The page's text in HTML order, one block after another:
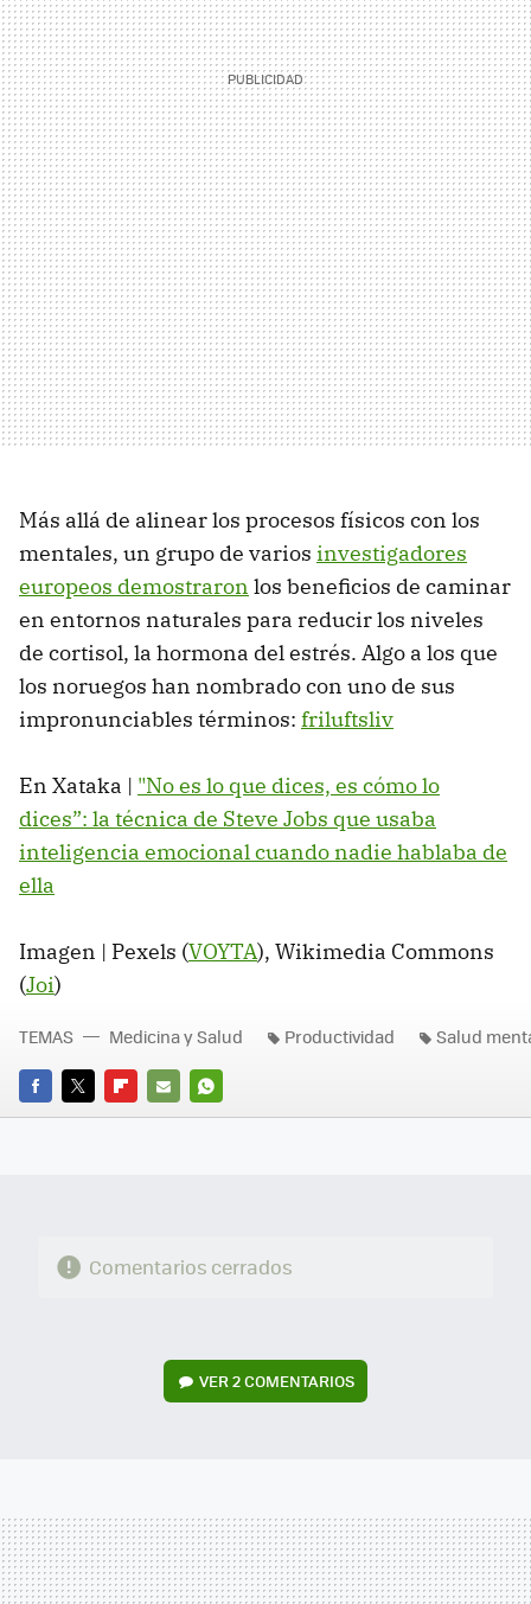
Más allá de alinear los procesos físicos con los
mentales, un grupo de varios investigadores
europeos demostraron los beneficios de caminar
en entornos naturales para reducir los niveles
de cortisol, la hormona del estrés. Algo a los que
los noruegos han nombrado con uno de sus
impronunciables términos: friluftsliv
En Xataka | "No es lo que dices, es cómo lo
dices”: la técnica de Steve Jobs que usaba
inteligencia emocional cuando nadie hablaba de
ella
Imagen | Pexels (VOYTA), Wikimedia Commons
(Joi)
FACEBOOK
TWITTERFLIPBOARD
E-
WHATSAPP
TEMAS Medicina y Salud Productividad Salud
Comentarios cerrados
VER2 COMENTARIOS